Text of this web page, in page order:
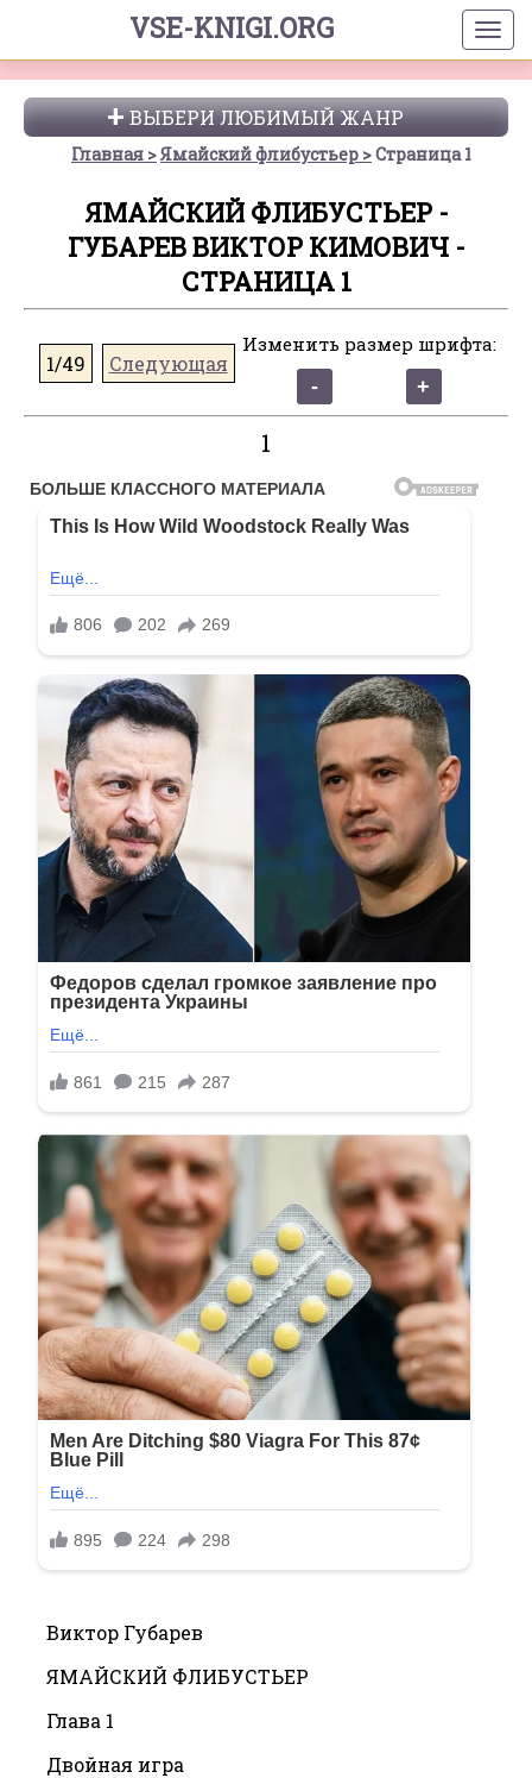
VSE-KNIGI.ORG
ВЫБЕРИ ЛЮБИМЫЙ ЖАНР
Главная Ямайский флибустьер Страница 1
ЯМАЙСКИЙ ФЛИБУСТЬЕР -
ГУБАРЕВ ВИКТОР КИМОВИЧ -
СТРАНИЦА 1
1/49 Следующая
Изменить размер шрифта:
1
Виктор Губарев
ЯМАЙСКИЙ ФЛИБУСТЬЕР
Глава 1
Двойная игра